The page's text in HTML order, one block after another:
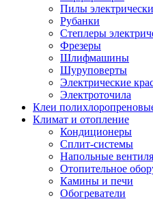
Пилы
Рубанки
Степлеры
Фрезеры
Шлифмашины
Шуруповерты
Электрические
Электроточила
Клеи
Климат и отопление
Кондиционеры
Сплит-системы
Напольные
Отопительное
Камины и печи
Обогреватели